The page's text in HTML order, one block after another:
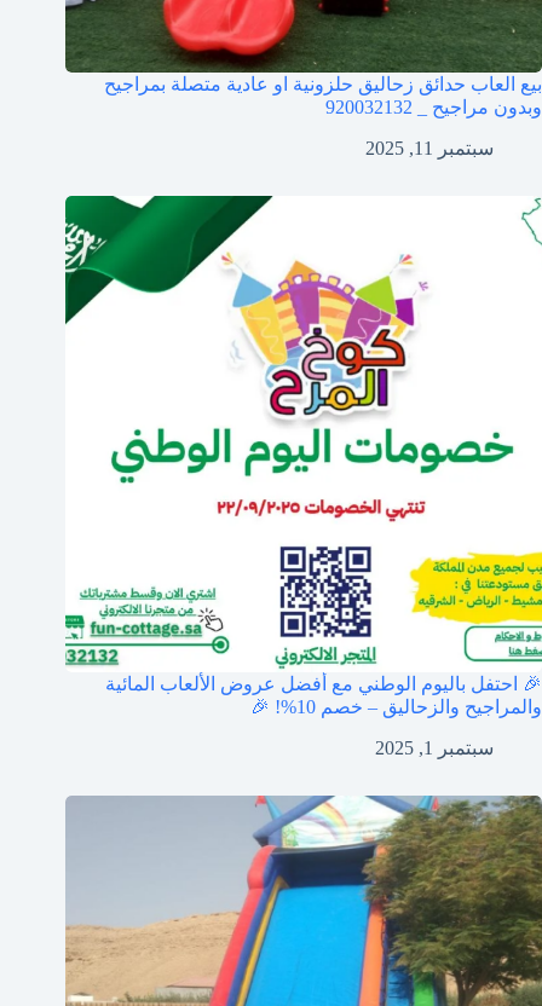
بيع العاب حدائق زحاليق حلزونية او عادية متصلة بمراجيح
وبدون مراجيح _ 920032132
سبتمبر 11, 2025
🎉 احتفل باليوم الوطني مع أفضل عروض الألعاب المائية
والمراجيح والزحاليق – خصم 10%! 🎉
سبتمبر 1, 2025